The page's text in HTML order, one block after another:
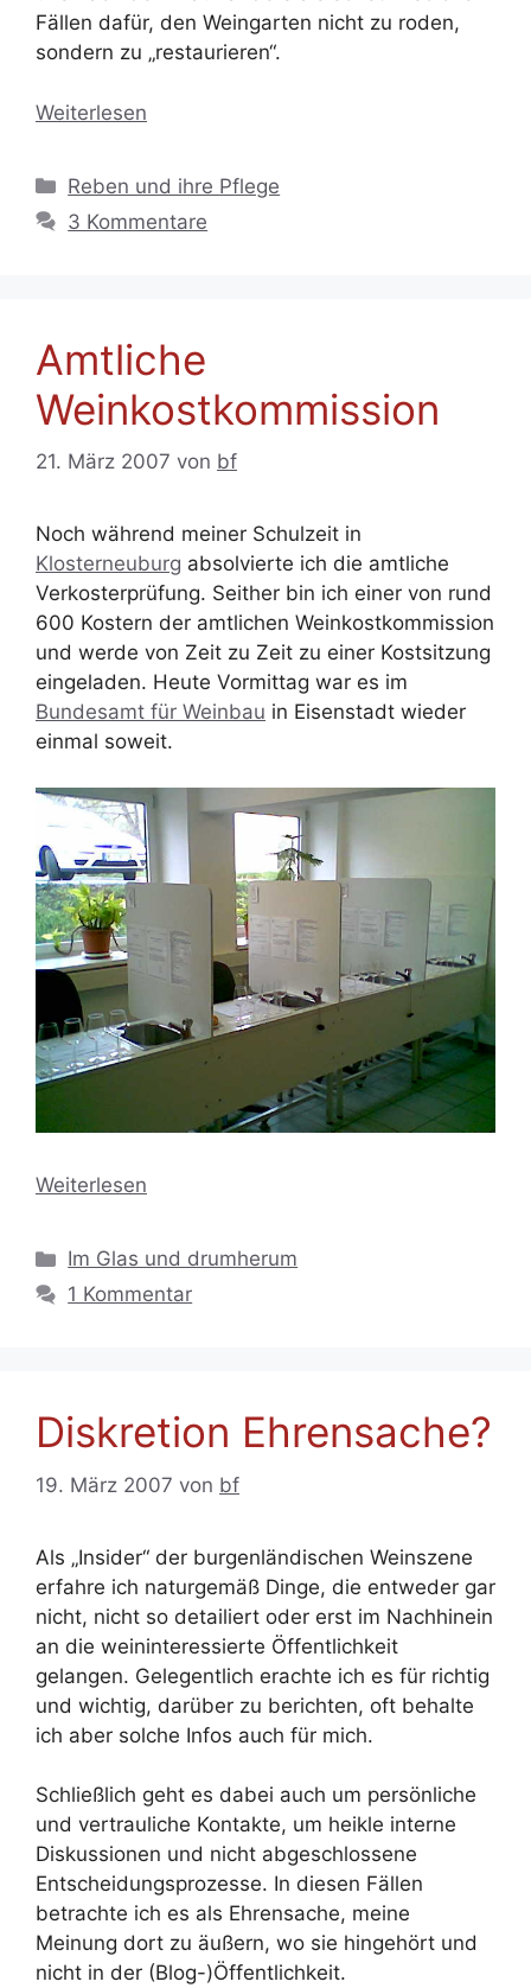
Fällen dafür, den Weingarten nicht zu roden,
sondern zu „restaurieren“.
Weiterlesen
Kategorien
Reben und ihre Pflege
3 Kommentare
Amtliche
Weinkostkommission
21. März 2007 von bf
Noch während meiner Schulzeit in
Klosterneuburg absolvierte ich die amtliche
Verkosterprüfung. Seither bin ich einer von rund
600 Kostern der amtlichen Weinkostkommission
und werde von Zeit zu Zeit zu einer Kostsitzung
eingeladen. Heute Vormittag war es im
Bundesamt für Weinbau in Eisenstadt wieder
einmal soweit.
Weiterlesen
Kategorien
Im Glas und drumherum
1 Kommentar
Diskretion Ehrensache?
19. März 2007 von bf
Als „Insider“ der burgenländischen Weinszene
erfahre ich naturgemäß Dinge, die entweder gar
nicht, nicht so detailiert oder erst im Nachhinein
an die weininteressierte Öffentlichkeit
gelangen. Gelegentlich erachte ich es für richtig
und wichtig, darüber zu berichten, oft behalte
ich aber solche Infos auch für mich.
Schließlich geht es dabei auch um persönliche
und vertrauliche Kontakte, um heikle interne
Diskussionen und nicht abgeschlossene
Entscheidungsprozesse. In diesen Fällen
betrachte ich es als Ehrensache, meine
Meinung dort zu äußern, wo sie hingehört und
nicht in der (Blog-)Öffentlichkeit.